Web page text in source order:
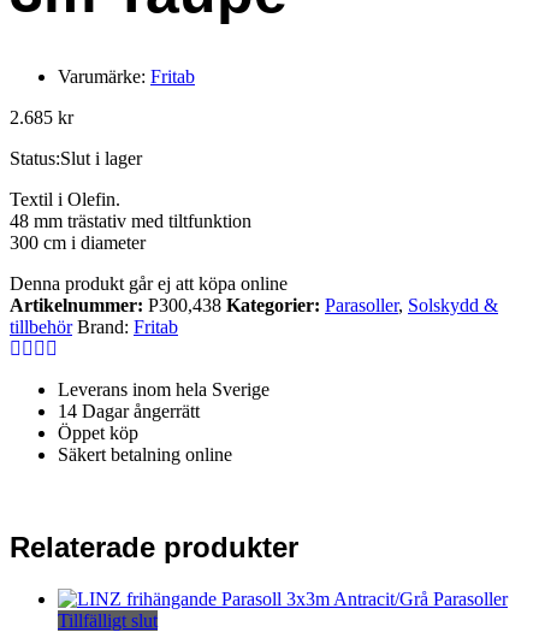
Varumärke: Fritab
2.685 kr
Status:Slut i lager
Textil i Olefin.
48 mm trästativ med tiltfunktion
300 cm i diameter
Denna produkt går ej att köpa online
Artikelnummer: P300,438 Kategorier: Parasoller, Solskydd &
tillbehör Brand: Fritab
Leverans inom hela Sverige
14 Dagar ångerrätt
Öppet köp
Säkert betalning online
Relaterade produkter
Tillfälligt slut